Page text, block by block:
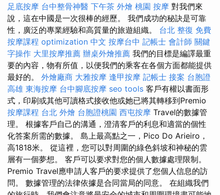
足底按摩 台中整骨神醫 下午茶 外燴 桃園 按摩 對我們來
說，這在中國是一次很棒的經歷。 我們成功的秘訣是可靠
性，廣泛的專業經驗和高質量的旅遊組織。 台北 整復 免費
按摩課程 optimization 中文 按摩台中 記帳士 會計師 關鍵
字操作 大里按摩推薦 辦桌外燴推薦 我們的目標是編譯最重
要的內容，物有所值，以便我們的乘客在各個方面都能提供
最好的。 外燴廠商 大雅按摩 逢甲按摩 記帳士 接案 台胞證
高雄 東海按摩 台中腳底按摩 seo tools 客戶有權以書面形
式，印刷或其他可讀格式接收他或她已將其轉移到Premio
按摩課程 台北 外燴 台胞證桃園 西屯按摩 Travel的數據管
理。 根據客戶自己的溝通，澄清客戶的利息和適當的個性
化答案所需的數據。 島上最高點之一，Pico Do Arieiro，
高1818米。 從這裡，您可以對周圍的綠色斜坡和神秘的雲
層有一個夢想。 客戶可以要求對您的個人數據處理限制。
Premio Travel應申請人客戶的要求提供了您個人信息的訪
問。 數據管理的法律依據是合同當局的同意。 在組織我們